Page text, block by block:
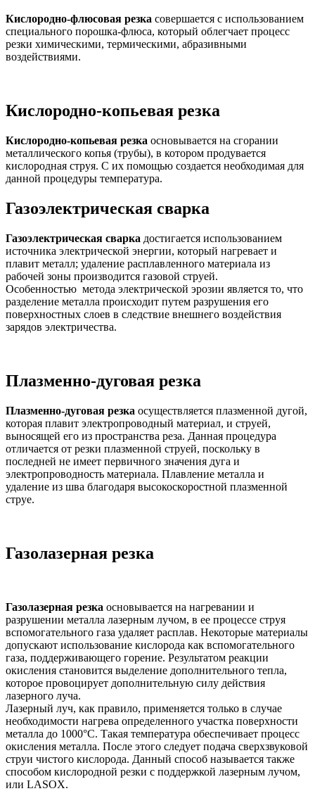
Кислородно-флюсовая резка совершается с использованием
специального порошка-флюса, который облегчает процесс
резки химическими, термическими, абразивными
воздействиями.
Кислородно-копьевая резка
Кислородно-копьевая резка основывается на сгорании
металлического копья (трубы), в котором продувается
кислородная струя. С их помощью создается необходимая для
данной процедуры температура.
Газоэлектрическая сварка
Газоэлектрическая сварка достигается использованием
источника электрической энергии, который нагревает и
плавит металл; удаление расплавленного материала из
рабочей зоны производится газовой струей.
Особенностью метода электрической эрозии является то, что
разделение металла происходит путем разрушения его
поверхностных слоев в следствие внешнего воздействия
зарядов электричества.
Плазменно-дуговая резка
Плазменно-дуговая резка осуществляется плазменной дугой,
которая плавит электропроводный материал, и струей,
выносящей его из пространства реза. Данная процедура
отличается от резки плазменной струей, поскольку в
последней не имеет первичного значения дуга и
электропроводность материала. Плавление металла и
удаление из шва благодаря высокоскоростной плазменной
струе.
Газолазерная резка
Газолазерная резка основывается на нагревании и
разрушении металла лазерным лучом, в ее процессе струя
вспомогательного газа удаляет расплав. Некоторые материалы
допускают использование кислорода как вспомогательного
газа, поддерживающего горение. Результатом реакции
окисления становится выделение дополнительного тепла,
которое провоцирует дополнительную силу действия
лазерного луча.
Лазерный луч, как правило, применяется только в случае
необходимости нагрева определенного участка поверхности
металла до 1000°С. Такая температура обеспечивает процесс
окисления металла. После этого следует подача сверхзвуковой
струи чистого кислорода. Данный способ называется также
способом кислородной резки с поддержкой лазерным лучом,
или LASOX.